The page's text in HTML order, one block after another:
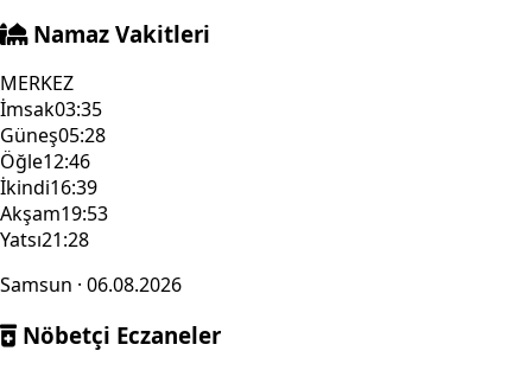
Namaz Vakitleri
MERKEZ
İmsak03:35
Güneş05:28
Öğle12:46
İkindi16:39
Akşam19:53
Yatsı21:28
Samsun · 06.08.2026
Nöbetçi Eczaneler